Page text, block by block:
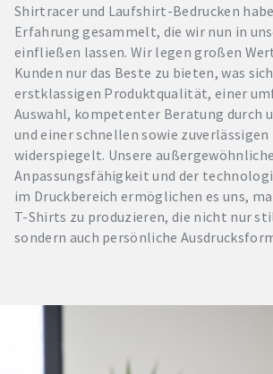
Shirtracer und Laufshirt-Bedrucken
Erfahrung gesammelt, die wir nun in
einfließen lassen. Wir legen großen
Kunden nur das Beste zu bieten, was
erstklassigen Produktqualität, einer
Auswahl, kompetenter Beratung durch
und einer schnellen sowie
widerspiegelt. Unsere außergewöhnliche
Anpassungsfähigkeit und der
im Druckbereich ermöglichen es uns,
T-Shirts zu produzieren, die nicht nur
sondern auch persönliche